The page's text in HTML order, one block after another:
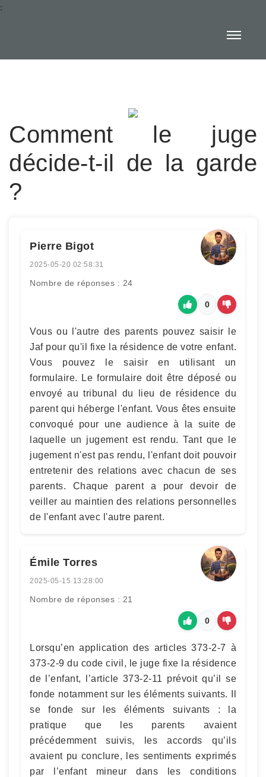
:
Comment le juge
décide-t-il de la garde
?
Pierre Bigot
2025-05-20 02:58:31
Nombre de réponses : 24
0
Vous ou l'autre des parents pouvez saisir le
Jaf pour qu'il fixe la résidence de votre enfant.
Vous pouvez le saisir en utilisant un
formulaire. Le formulaire doit être déposé ou
envoyé au tribunal du lieu de résidence du
parent qui héberge l'enfant. Vous êtes ensuite
convoqué pour une audience à la suite de
laquelle un jugement est rendu. Tant que le
jugement n'est pas rendu, l'enfant doit pouvoir
entretenir des relations avec chacun de ses
parents. Chaque parent a pour devoir de
veiller au maintien des relations personnelles
de l'enfant avec l'autre parent.
Émile Torres
2025-05-15 13:28:00
Nombre de réponses : 21
0
Lorsqu’en application des articles 373-2-7 à
373-2-9 du code civil, le juge fixe la résidence
de l’enfant, l’article 373-2-11 prévoit qu’il se
fonde notamment sur les éléments suivants. Il
se fonde sur les éléments suivants : la
pratique que les parents avaient
précédemment suivis, les accords qu’ils
avaient pu conclure, les sentiments exprimés
par l’enfant mineur dans les conditions